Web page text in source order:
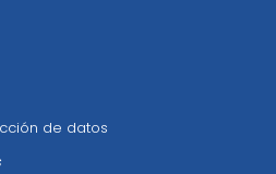
de datos